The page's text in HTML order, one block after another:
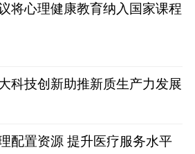
将心理健康教育纳入国家课程
科技创新助推新质生产力发展
配置资源 提升医疗服务水平